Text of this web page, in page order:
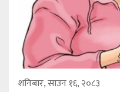
शनिबार, साउन १६, २०८३